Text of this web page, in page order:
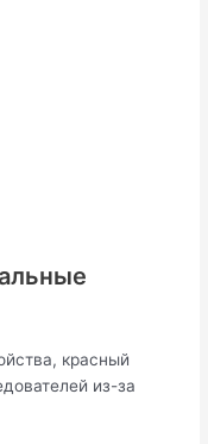
красный
из-за